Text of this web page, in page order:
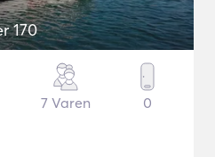
170
7 Varen 0